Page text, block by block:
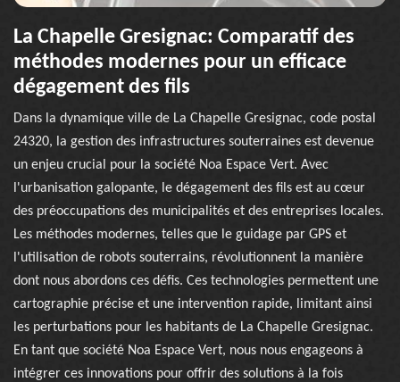
La Chapelle Gresignac: Comparatif des
méthodes modernes pour un efficace
dégagement des fils
Dans la dynamique ville de La Chapelle Gresignac, code postal
24320, la gestion des infrastructures souterraines est devenue
un enjeu crucial pour la société Noa Espace Vert. Avec
l'urbanisation galopante, le dégagement des fils est au cœur
des préoccupations des municipalités et des entreprises locales.
Les méthodes modernes, telles que le guidage par GPS et
l'utilisation de robots souterrains, révolutionnent la manière
dont nous abordons ces défis. Ces technologies permettent une
cartographie précise et une intervention rapide, limitant ainsi
les perturbations pour les habitants de La Chapelle Gresignac.
En tant que société Noa Espace Vert, nous nous engageons à
intégrer ces innovations pour offrir des solutions à la fois